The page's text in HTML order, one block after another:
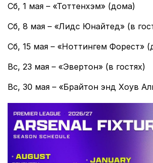
Сб, 1 мая – «Тоттенхэм» (дома)
Сб, 8 мая – «Лидс Юнайтед» (в
Сб, 15 мая – «Ноттингем Форест»
Вс, 23 мая – «Эвертон» (в гостях)
Вс, 30 мая – «Брайтон энд Хоув